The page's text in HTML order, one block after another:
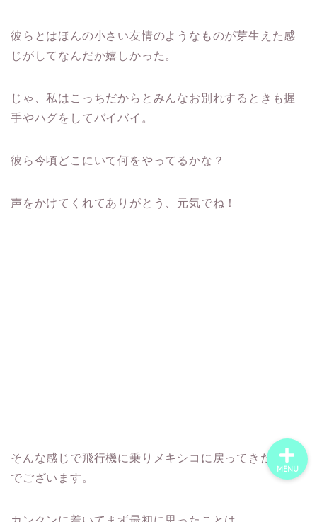
彼らとはほんの小さい友情のようなものが芽生えた感
じがしてなんだか嬉しかった。
じゃ、私はこっちだからとみんなお別れするときも握
手やハグをしてバイバイ。
彼ら今頃どこにいて何をやってるかな？
声をかけてくれてありがとう、元気でね！
そんな感じで飛行機に乗りメキシコに戻ってきた次第
でございます。
MENU